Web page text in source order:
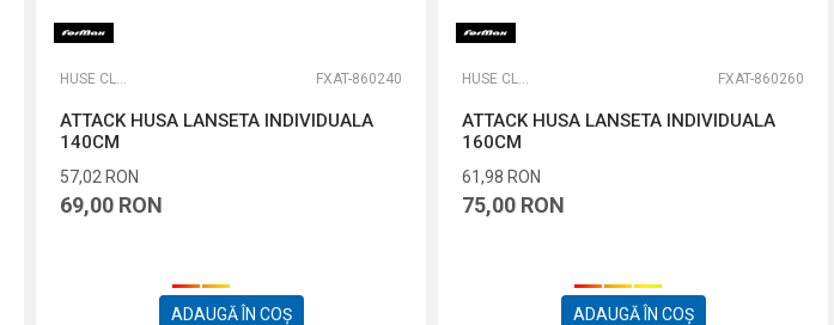
HUSE CLASSICE FXAT-860240
ATTACK HUSA LANSETA INDIVIDUALA
140CM
57,02 RON
69,00 RON
ADAUGĂ ÎN COȘ
HUSE CLASSICE FXAT-860260
ATTACK HUSA LANSETA INDIVIDUALA
160CM
61,98 RON
75,00 RON
ADAUGĂ ÎN COȘ